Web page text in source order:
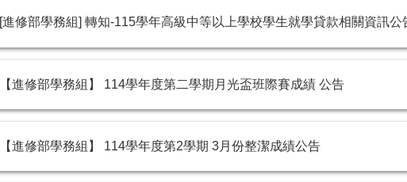
[進修部學務組] 轉知-115學年高級中等以上學校學生就學貸款相關資訊公
【進修部學務組】 114學年度第二學期月光盃班際賽成績 公告
【進修部學務組】 114學年度第2學期 3月份整潔成績公告